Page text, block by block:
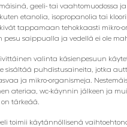
geeli- tai vaahtomuodossa
etanolia, isopropanolia tai
tappamaan tehokkaasti mikro-
pesu saippualla ja vedellä ei ole
valinta käsienpesuun
sisältää puhdistusaineita, jotka
ja mikro-organismeja.
ateriaa, wc-käynnin jälkeen ja
tärkeää.
toimii käytännöllisenä